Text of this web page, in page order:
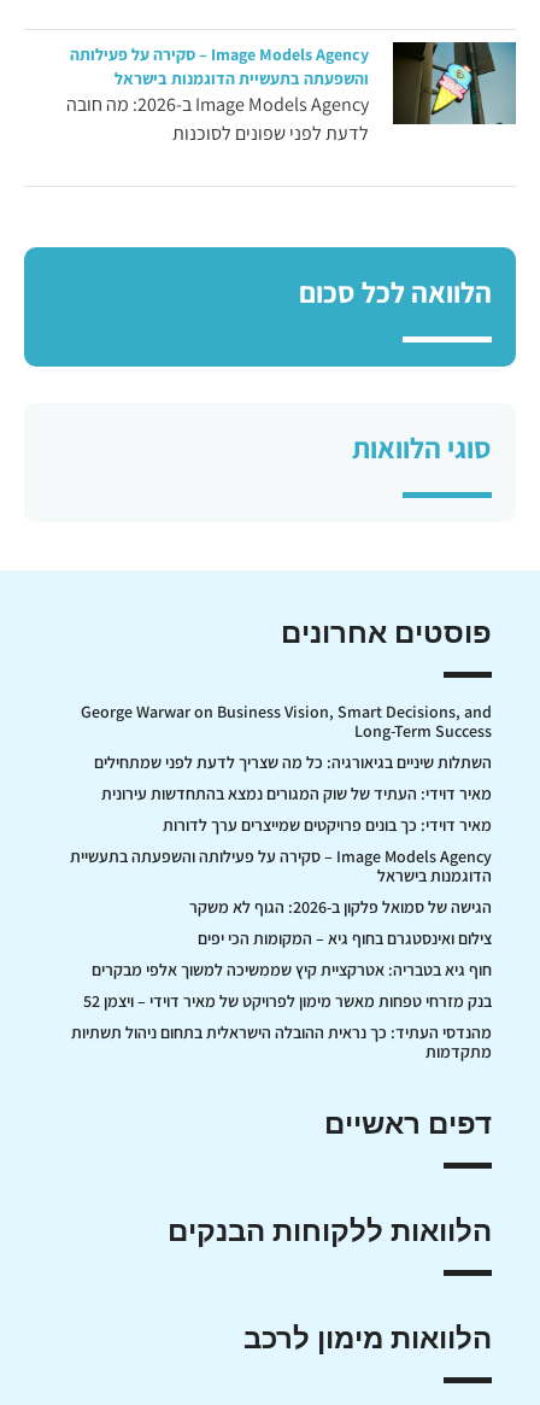
Image Models Agency – סקירה על פעילותה
והשפעתה בתעשיית הדוגמנות בישראל
Image Models Agency ב-2026: מה חובה
לדעת לפני שפונים לסוכנות
הלוואה לכל סכום
סוגי הלוואות
פוסטים אחרונים
George Warwar on Business Vision, Smart Decisions, and
Long-Term Success
השתלות שיניים בגיאורגיה: כל מה שצריך לדעת לפני שמתחילים
מאיר דוידי: העתיד של שוק המגורים נמצא בהתחדשות עירונית
מאיר דוידי: כך בונים פרויקטים שמייצרים ערך לדורות
Image Models Agency – סקירה על פעילותה והשפעתה בתעשיית
הדוגמנות בישראל
הגישה של סמואל פלקון ב-2026: הגוף לא משקר
צילום ואינסטגרם בחוף גיא – המקומות הכי יפים
חוף גיא בטבריה: אטרקציית קיץ שממשיכה למשוך אלפי מבקרים
בנק מזרחי טפחות מאשר מימון לפרויקט של מאיר דוידי – ויצמן 52
מהנדסי העתיד: כך נראית ההובלה הישראלית בתחום ניהול תשתיות
מתקדמות
דפים ראשיים
הלוואות ללקוחות הבנקים
הלוואות מימון לרכב